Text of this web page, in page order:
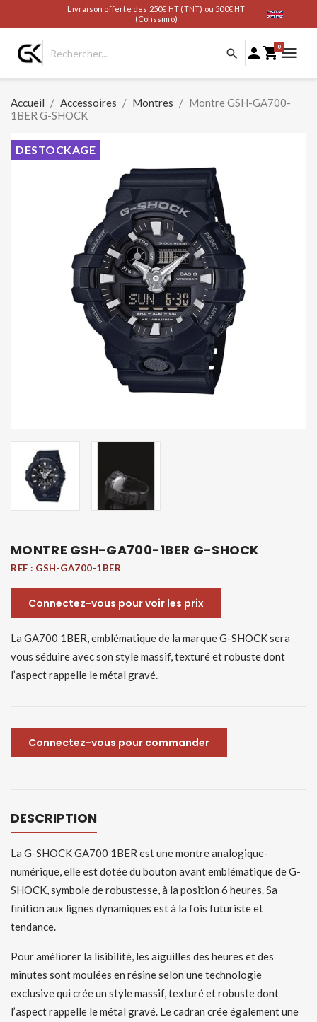
Livraison offerte des 250€ HT (TNT) ou 500€ HT
(Colissimo)
  0
Accueil Accessoires Montres
Montre GSH-GA700-
1BER G-SHOCK
DESTOCKAGE
MONTRE GSH-GA700-1BER G-SHOCK
REF : GSH-GA700-1BER
Connectez-vous pour voir les prix
La GA700 1BER, emblématique de la marque G-SHOCK sera
vous séduire avec son style massif, texturé et robuste dont
l’aspect rappelle le métal gravé.
Connectez-vous pour commander
DESCRIPTION
La G-SHOCK GA700 1BER est une montre analogique-
numérique, elle est dotée du bouton avant emblématique de G-
SHOCK, symbole de robustesse, à la position 6 heures. Sa
finition aux lignes dynamiques est à la fois futuriste et
tendance.
Pour améliorer la lisibilité, les aiguilles des heures et des
minutes sont moulées en résine selon une technologie
exclusive qui crée un style massif, texturé et robuste dont
l’aspect rappelle le métal gravé. Le cadran crée également une